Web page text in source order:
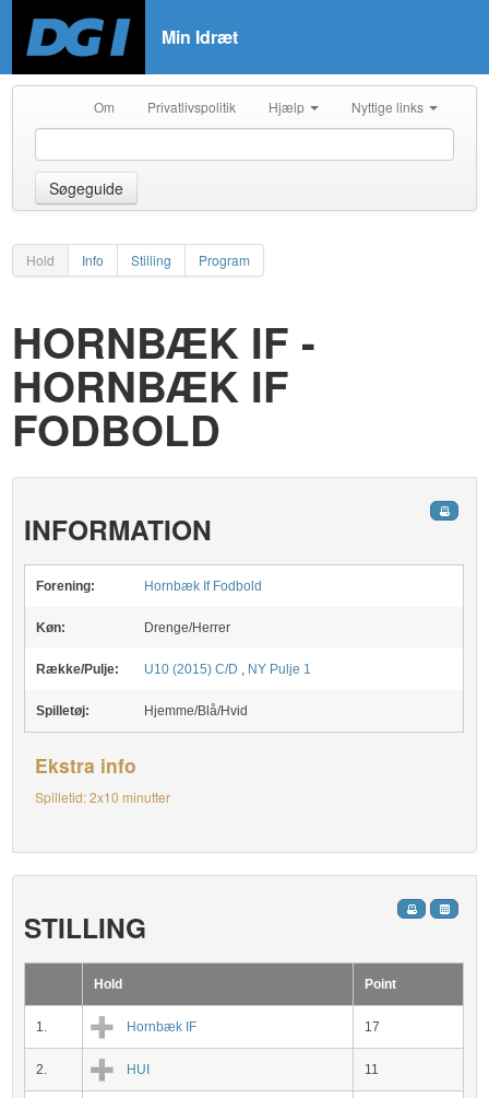
Min Idræt
Om Privatlivspolitik Hjælp Nyttige links
Søgeguide
Hold Info Stilling Program
HORNBÆK IF -
HORNBÆK IF
FODBOLD
INFORMATION
Forening: Hornbæk If Fodbold
Køn: Drenge/Herrer
Række/Pulje: U10 (2015) C/D , NY Pulje 1
Spilletøj: Hjemme/Blå/Hvid
Ekstra info
Spilletid: 2x10 minutter
STILLING
Hold Point
1. Hornbæk IF 17
2. HUI 11